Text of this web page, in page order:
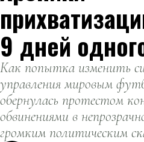
9 дней
Как попытка изменить
управления мировым
обернулась протестом
обвинениями в
громким политическим